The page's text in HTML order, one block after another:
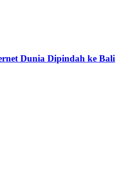
Dunia Dipindah ke Bali